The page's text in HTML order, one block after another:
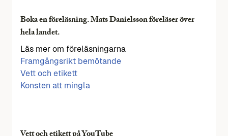
Boka en föreläsning. Mats Danielsson föreläser över
hela landet.
Läs mer om föreläsningarna
Framgångsrikt bemötande
Vett och etikett
Konsten att mingla